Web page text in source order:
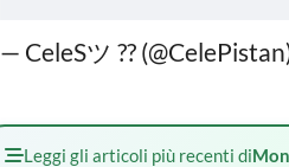
— CeleSツ ??
Leggi gli articoli più recenti di